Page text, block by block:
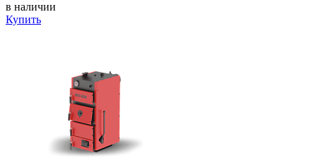
в наличии
Купить